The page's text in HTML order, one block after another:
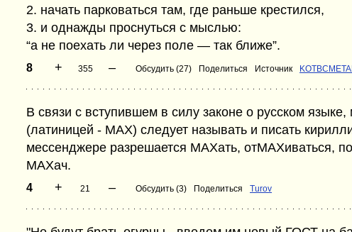
2. начать парковаться там, где раньше крестился,
3. и однажды проснуться с мыслью:
“а не поехать ли через поле — так ближе”.
8 + 355 – Обсудить (27) Поделиться Источник
В связи с вступившем в силу законе о русском
(латиницей - MAX) следует называть и писать
мессенджере разрешается МАХать, отМАХиваться,
МАХач.
4 + 21 – Обсудить (3) Поделиться Turov